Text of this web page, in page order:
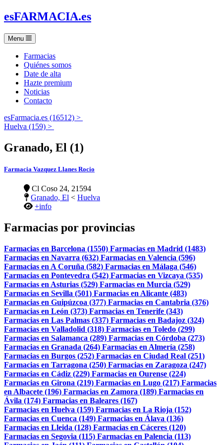
esFARMACIA.es
Menu
Farmacias
Quiénes somos
Date de alta
Hazte premium
Noticias
Contacto
esFarmacia.es (16512) >
Huelva (159) >
Granado, El (1)
Farmacia Vazquez Llanes Rocio
Cl Coso 24, 21594
Granado, El < Huelva
+info
Farmacias por provincias
Farmacias en Barcelona (1550) Farmacias en Madrid (1483)
Farmacias en Navarra (632) Farmacias en Valencia (596)
Farmacias en A Coruña (582) Farmacias en Málaga (546)
Farmacias en Pontevedra (542) Farmacias en Vizcaya (535)
Farmacias en Asturias (529) Farmacias en Murcia (529)
Farmacias en Sevilla (501) Farmacias en Alicante (483)
Farmacias en Guipúzcoa (377) Farmacias en Cantabria (376)
Farmacias en León (373) Farmacias en Tenerife (343)
Farmacias en Las Palmas (337) Farmacias en Badajoz (324)
Farmacias en Valladolid (318) Farmacias en Toledo (299)
Farmacias en Salamanca (289) Farmacias en Córdoba (273)
Farmacias en Granada (264) Farmacias en Almería (258)
Farmacias en Burgos (252) Farmacias en Ciudad Real (251)
Farmacias en Tarragona (250) Farmacias en Zaragoza (247)
Farmacias en Cádiz (229) Farmacias en Ourense (224)
Farmacias en Girona (219) Farmacias en Lugo (217) Farmacias
en Albacete (196) Farmacias en Zamora (189) Farmacias en
Ávila (174) Farmacias en Baleares (167)
Farmacias en Huelva (159) Farmacias en La Rioja (152)
Farmacias en Cuenca (149) Farmacias en Álava (136)
Farmacias en Lleida (128) Farmacias en Cáceres (120)
Farmacias en Segovia (115) Farmacias en Palencia (113)